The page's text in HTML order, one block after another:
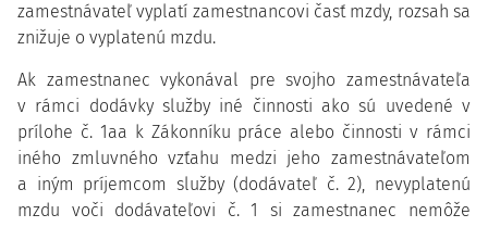
zamestnávateľ vyplatí zamestnancovi časť mzdy, rozsah sa
znižuje o vyplatenú mzdu.
Ak zamestnanec vykonával pre svojho zamestnávateľa
v rámci dodávky služby iné činnosti ako sú uvedené v
prílohe č. 1aa k Zákonníku práce alebo činnosti v rámci
iného zmluvného vzťahu medzi jeho zamestnávateľom
a iným príjemcom služby (dodávateľ č. 2), nevyplatenú
mzdu voči dodávateľovi č. 1 si zamestnanec nemôže